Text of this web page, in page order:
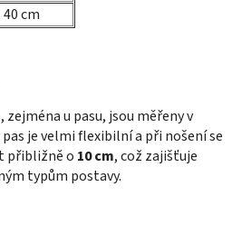
40 cm
u pasu, jsou měřeny v
pas je velmi flexibilní a při nošení se
přibližně o 10 cm, což zajišťuje
typům postavy.